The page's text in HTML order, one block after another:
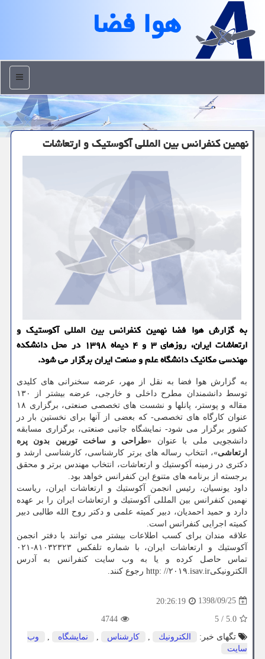
هوا فضا
منو
نهمین كنفرانس بین المللی آكوستیك و ارتعاشات
به گزارش هوا فضا نهمین كنفرانس بین المللی آكوستیك و
ارتعاشات ایران، روزهای ۳ و ۴ دیماه ۱۳۹۸ در محل دانشكده
مهندسی مكانیك دانشگاه علم و صنعت ایران برگزار می شود.
به گزارش هوا فضا به نقل از مهر، عرضه سخنرانی های كلیدی
توسط دانشمندان مطرح داخلی و خارجی، عرضه بیشتر از ۱۳۰
مقاله و پوستر، پانلها و نشست های تخصصی صنعتی، برگزاری ۱۸
عنوان كارگاه های تخصصی- كه بعضی از آنها برای نخستین بار در
كشور برگزار می شود- نمایشگاه جانبی صنعتی، برگزاری مسابقه
دانشجویی ملی با عنوان «طراحی و ساخت توربین بدون پره
ارتعاشی»، انتخاب رساله های برتر كارشناسی، كارشناسی ارشد و
دكتری در زمینه آكوستیك و ارتعاشات، انتخاب مهندس برتر و محقق
برجسته از برنامه های متنوع این كنفرانس خواهد بود.
داود یونسیان، رئیس انجمن آكوستیك و ارتعاشات ایران، ریاست
نهمین كنفرانس بین المللی آكوستیك و ارتعاشات ایران را بر عهده
دارد و حمید احمدیان، دبیر كمیته علمی و دكتر روح الله طالبی دبیر
كمیته اجرایی كنفرانس است.
علاقه مندان برای كسب اطلاعات بیشتر می توانند با دفتر انجمن
آكوستیك و ارتعاشات ایران، با شماره تلفكس ۸۱۰۳۲۳۲۳-۰۲۱
تماس حاصل كرده و یا به وب سایت كنفرانس به آدرس
الكترونیكیhttp: //۲۰۱۹.isav.ir رجوع كنند.
1398/09/25
20:26:19
5.0
/
5
4744
تگهای خبر:
الكترونیك , كارشناس , نمایشگاه ,
وب
سایت